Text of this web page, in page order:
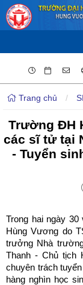
Trang chủ /
Trường ĐH
các sĩ tử tại
- Tuyển
Trong hai ngày
Hùng Vương do
trưởng Nhà
Thanh - Chủ tịch
chuyên trách
hàng nghìn học